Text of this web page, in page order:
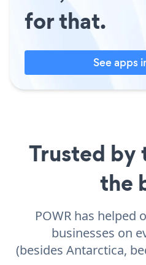
for that.
See apps
Trusted by
the
POWR has helped
businesses on
(besides Antarctica,